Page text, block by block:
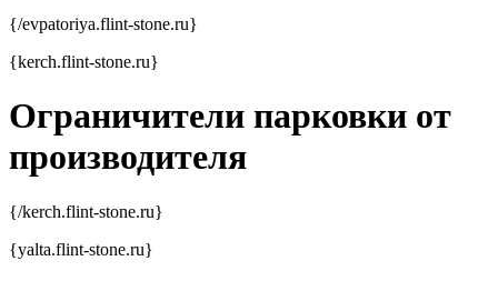
{/evpatoriya.flint-stone.ru}
{kerch.flint-stone.ru}
Ограничители парковки от
производителя
{/kerch.flint-stone.ru}
{yalta.flint-stone.ru}